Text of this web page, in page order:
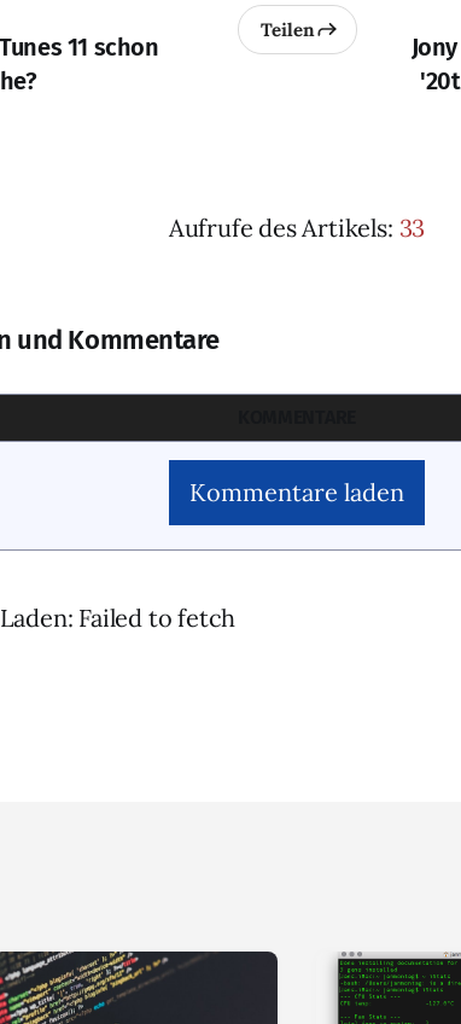
11 schon
Teilen
Aufrufe des Artikels: 33
und Kommentare
Kommentare laden
Failed to fetch